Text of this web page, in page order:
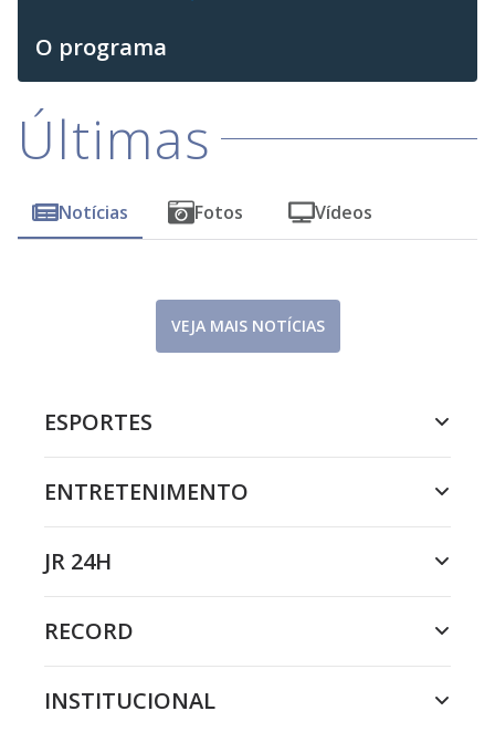
O programa
Últimas
Notícias Fotos Vídeos
VEJA MAIS NOTÍCIAS
ESPORTES
ENTRETENIMENTO
JR 24H
RECORD
INSTITUCIONAL